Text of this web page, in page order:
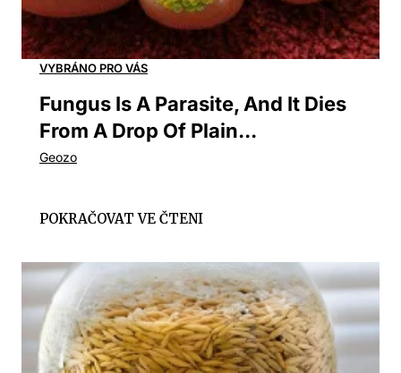
Fungus Is A Parasite, And It Dies
From A Drop Of Plain...